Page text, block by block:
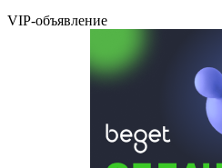
VIP-объявление